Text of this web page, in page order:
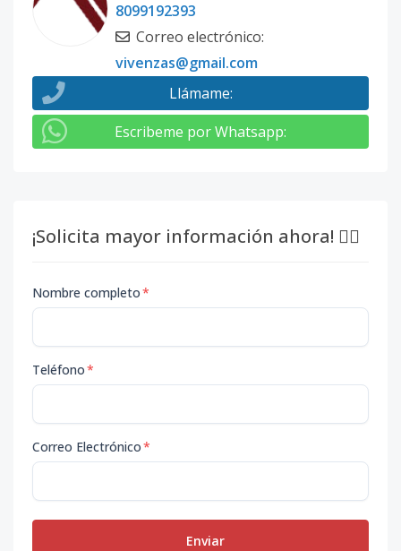
8099192393
Correo electrónico:
vivenzas@gmail.com
Llámame:
Escribeme por Whatsapp:
¡Solicita mayor información ahora! 👇🏽
Nombre completo*
Teléfono*
Correo Electrónico*
Enviar